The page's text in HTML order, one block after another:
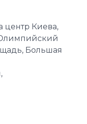
центр Киева,
Большая